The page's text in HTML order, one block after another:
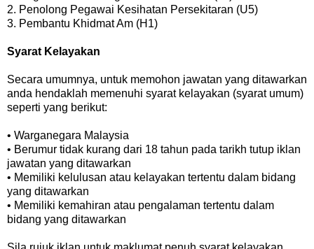
2. Penolong Pegawai Kesihatan Persekitaran (U5)
3. Pembantu Khidmat Am (H1)
Syarat Kelayakan
Secara umumnya, untuk memohon jawatan yang ditawarkan
anda hendaklah memenuhi syarat kelayakan (syarat umum)
seperti yang berikut:
• Warganegara Malaysia
• Berumur tidak kurang dari 18 tahun pada tarikh tutup iklan
jawatan yang ditawarkan
• Memiliki kelulusan atau kelayakan tertentu dalam bidang
yang ditawarkan
• Memiliki kemahiran atau pengalaman tertentu dalam
bidang yang ditawarkan